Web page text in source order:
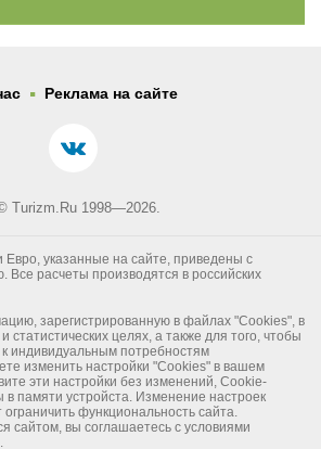
. Реклама на сайте
Turizm.Ru 1998—2026.
указанные на сайте, приведены с
расчеты производятся в российских
зарегистрированную в файлах "Cookies", в
статистических целях, а также для того, чтобы
индивидуальным потребностям
изменить настройки "Cookies" в вашем
эти настройки без изменений, Cookie-
памяти устройста. Изменение настроек
функциональность сайта.
сайтом, вы соглашаетесь с условиями